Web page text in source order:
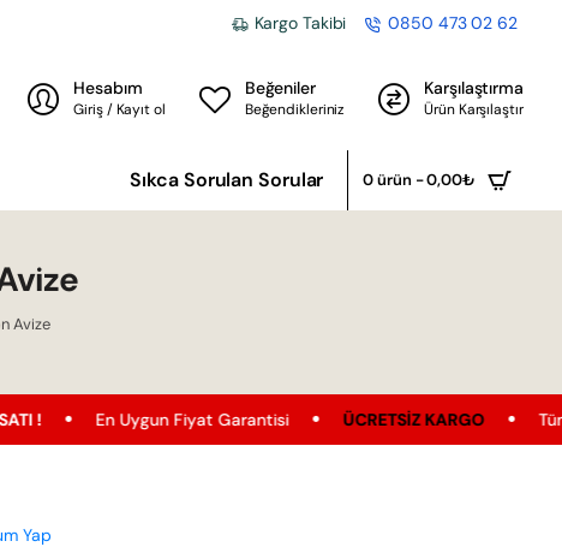
Kargo Takibi 0850 473 02 62
Hesabım
Giriş / Kayıt ol
Beğeniler
Beğendikleriniz
Karşılaştırma
Ürün Karşılaştır
Sıkca Sorulan Sorular 0 ürün - 0,00₺
Avize
Uygun Fiyat Garantisi ÜCRETSIZ KARGO Tüm Ürünler'de
Yap